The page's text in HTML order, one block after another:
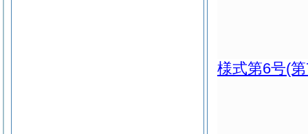
様式第6号(